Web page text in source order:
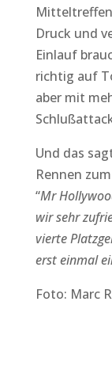
Druck und
Einlauf
richtig auf
aber mit
Und das
Rennen
“Mr
wir sehr
vierte
erst einmal
Foto: Marc